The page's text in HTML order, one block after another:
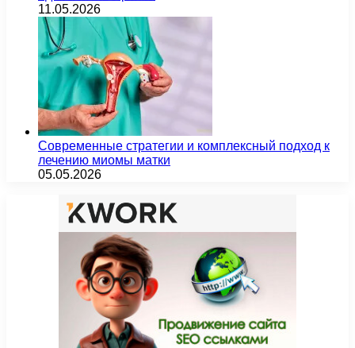
11.05.2026
Современные стратегии и комплексный подход к
лечению миомы матки
05.05.2026